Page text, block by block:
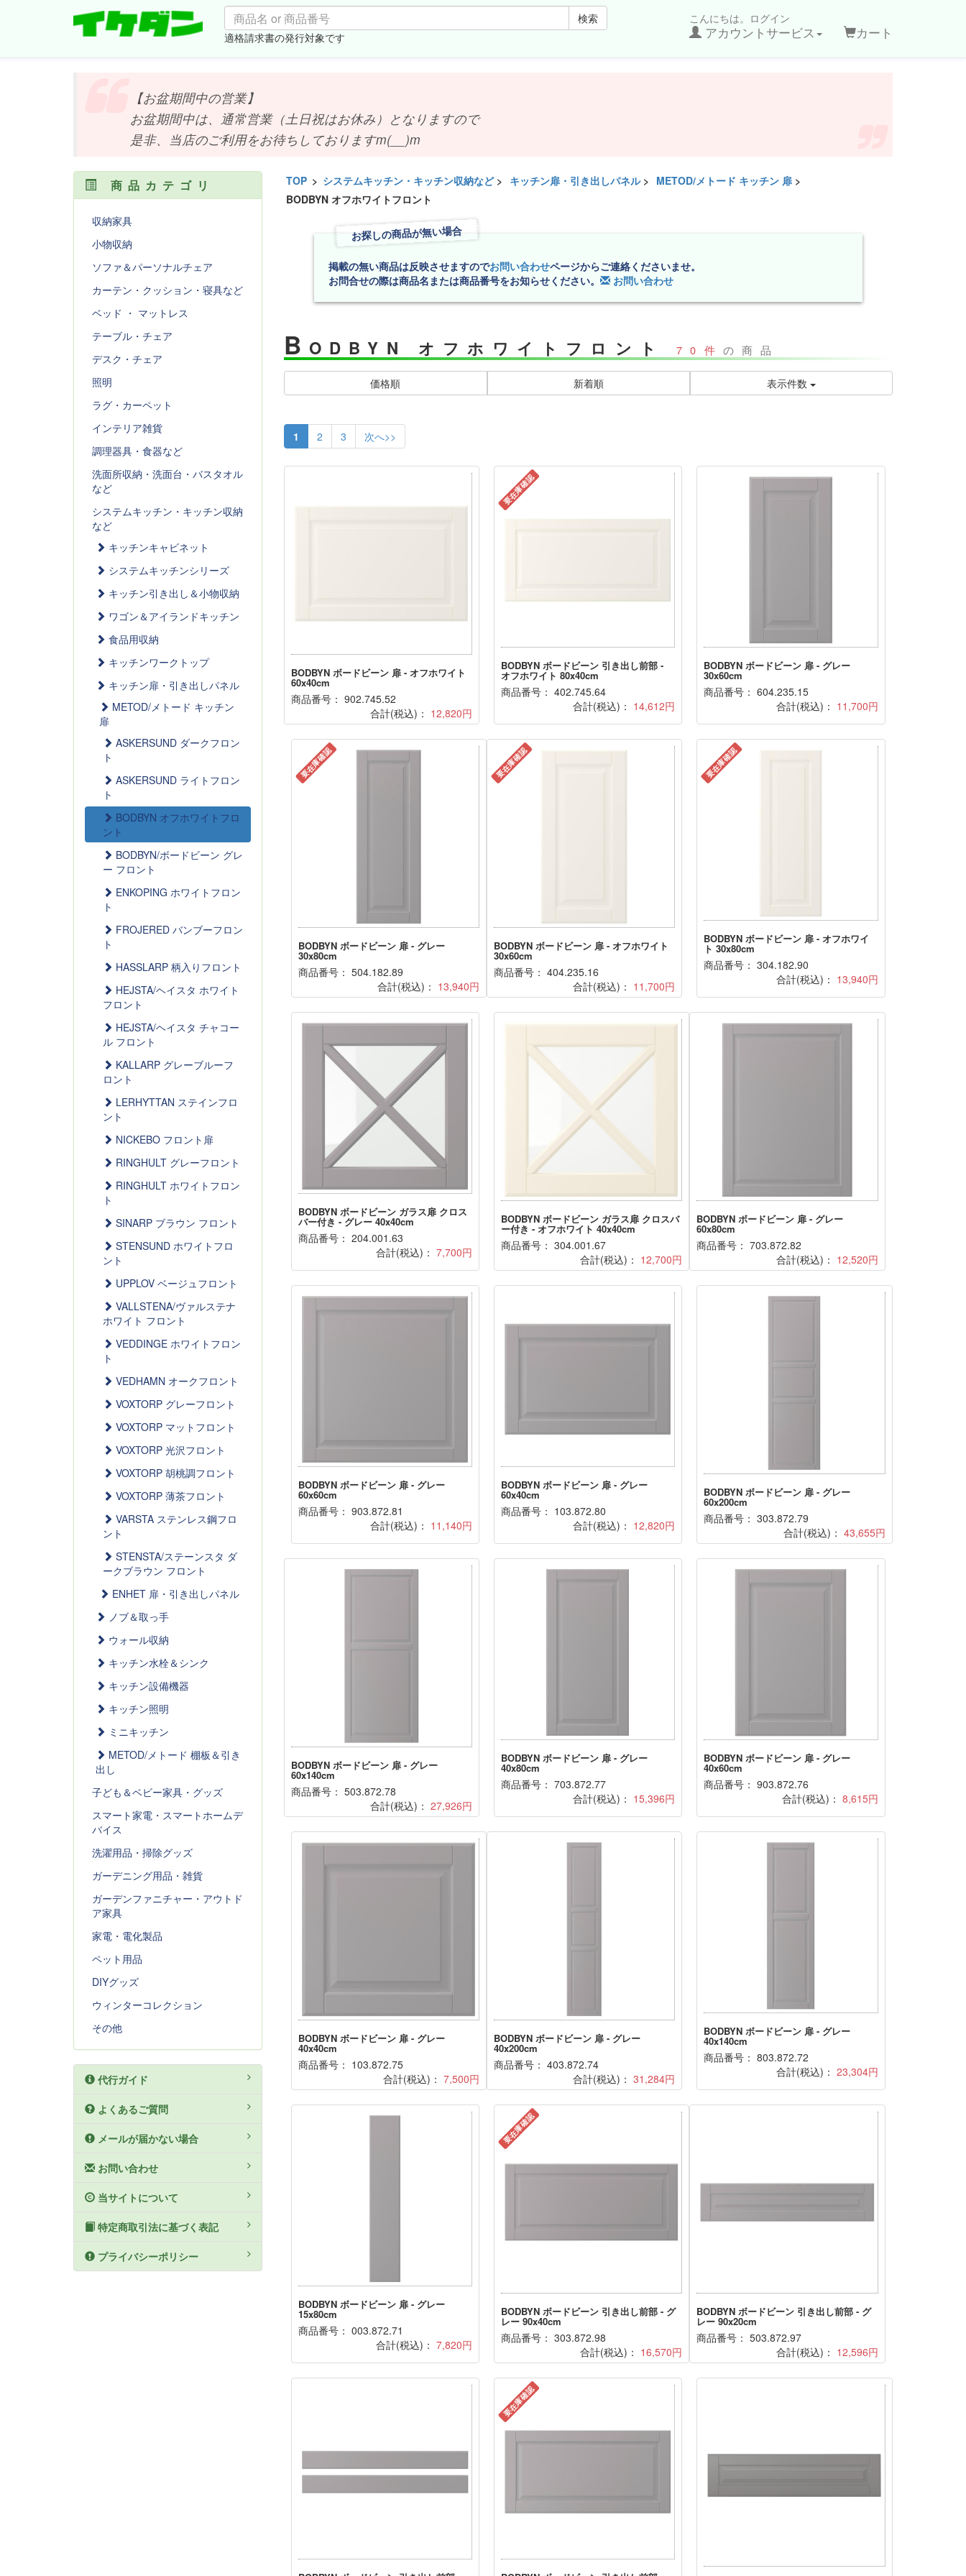
検索
適格請求書の発行対象です
こんにちは。ログイン
アカウントサービス カート
【お盆期間中の営業】
お盆期間中は、通常営業（土日祝はお休み）となりますので
是非、当店のご利用をお待ちしておりますm(__)m
TOP > システムキッチン・キッチン収納など> キッチン扉・引き出しパネル> METOD/メトード キッチン 扉>
BODBYN オフホワイトフロント
お探しの商品が無い場合
掲載の無い商品は反映させますのでお問い合わせページからご連絡くださいませ。
お問合せの際は商品名または商品番号をお知らせください。
お問い合わせ
B ODBYN オフホワイトフロント70件 の商品
価格順 新着順 表示件数
1 2 3 次へ>>
BODBYN ボードビーン 扉 - オフホワイト
60x40cm
商品番号： 902.745.52
合計(税込)： 12,820円
要在庫確認
BODBYN ボードビーン 引き出し前部 -
オフホワイト 80x40cm
商品番号： 402.745.64
合計(税込)： 14,612円
BODBYN ボードビーン 扉 - グレー
30x60cm
商品番号： 604.235.15
合計(税込)： 11,700円
要在庫確認
BODBYN ボードビーン 扉 - グレー
30x80cm
商品番号： 504.182.89
合計(税込)： 13,940円
要在庫確認
BODBYN ボードビーン 扉 - オフホワイト
30x60cm
商品番号： 404.235.16
合計(税込)： 11,700円
要在庫確認
BODBYN ボードビーン 扉 - オフホワイ
ト 30x80cm
商品番号： 304.182.90
合計(税込)： 13,940円
BODBYN ボードビーン ガラス扉 クロス
バー付き - グレー 40x40cm
商品番号： 204.001.63
合計(税込)： 7,700円
BODBYN ボードビーン ガラス扉 クロスバ
ー付き - オフホワイト 40x40cm
商品番号： 304.001.67
合計(税込)： 12,700円
BODBYN ボードビーン 扉 - グレー
60x80cm
商品番号： 703.872.82
合計(税込)： 12,520円
BODBYN ボードビーン 扉 - グレー
60x60cm
商品番号： 903.872.81
合計(税込)： 11,140円
BODBYN ボードビーン 扉 - グレー
60x40cm
商品番号： 103.872.80
合計(税込)： 12,820円
BODBYN ボードビーン 扉 - グレー
60x200cm
商品番号： 303.872.79
合計(税込)： 43,655円
BODBYN ボードビーン 扉 - グレー
60x140cm
商品番号： 503.872.78
合計(税込)： 27,926円
BODBYN ボードビーン 扉 - グレー
40x80cm
商品番号： 703.872.77
合計(税込)： 15,396円
BODBYN ボードビーン 扉 - グレー
40x60cm
商品番号： 903.872.76
合計(税込)： 8,615円
BODBYN ボードビーン 扉 - グレー
40x40cm
商品番号： 103.872.75
合計(税込)： 7,500円
BODBYN ボードビーン 扉 - グレー
40x200cm
商品番号： 403.872.74
合計(税込)：31,284円
BODBYN ボードビーン 扉 - グレー
40x140cm
商品番号： 803.872.72
合計(税込)： 23,304円
BODBYN ボードビーン 扉 - グレー
15x80cm
商品番号： 003.872.71
合計(税込)： 7,820円
要在庫確認
BODBYN ボードビーン 引き出し前部 - グ
レー 90x40cm
商品番号： 303.872.98
合計(税込)： 16,570円
BODBYN ボードビーン 引き出し前部 - グ
レー 90x20cm
商品番号： 503.872.97
合計(税込)： 12,596円
要在庫確認
商品カテゴリ
収納家具
小物収納
ソファ＆パーソナルチェア
カーテン・クッション・寝具など
ベッド ・ マットレス
テーブル・チェア
デスク・チェア
照明
ラグ・カーペット
インテリア雑貨
調理器具・食器など
洗面所収納・洗面台・バスタオル
など
システムキッチン・キッチン収納
など
キッチンキャビネット
システムキッチンシリーズ
キッチン引き出し＆小物収納
ワゴン＆アイランドキッチン
食品用収納
キッチンワークトップ
キッチン扉・引き出しパネル
METOD/メトード キッチン
扉
ASKERSUND ダークフロン
ト
ASKERSUND ライトフロン
ト
BODBYN オフホワイトフロ
ント
BODBYN/ボードビーン グレ
ー フロント
ENKOPING ホワイトフロン
ト
FROJERED バンブーフロン
ト
HASSLARP 柄入りフロント
HEJSTA/ヘイスタ ホワイト
フロント
HEJSTA/ヘイスタ チャコー
ル フロント
KALLARP グレーブルーフ
ロント
LERHYTTAN ステインフロ
ント
NICKEBO フロント扉
RINGHULT グレーフロント
RINGHULT ホワイトフロン
ト
SINARP ブラウン フロント
STENSUND ホワイトフロ
ント
UPPLOV ベージュフロント
VALLSTENA/ヴァルステナ
ホワイト フロント
VEDDINGE ホワイトフロン
ト
VEDHAMN オークフロント
VOXTORP グレーフロント
VOXTORP マットフロント
VOXTORP 光沢フロント
VOXTORP 胡桃調フロント
VOXTORP 薄茶フロント
VARSTA ステンレス鋼フロ
ント
STENSTA/ステーンスタ ダ
ークブラウン フロント
ENHET 扉・引き出しパネル
ノブ＆取っ手
ウォール収納
キッチン水栓＆シンク
キッチン設備機器
キッチン照明
ミニキッチン
METOD/メトード 棚板＆引き
出し
子ども＆ベビー家具・グッズ
スマート家電・スマートホームデ
バイス
洗濯用品・掃除グッズ
ガーデニング用品・雑貨
ガーデンファニチャー・アウトド
ア家具
家電・電化製品
ペット用品
DIYグッズ
ウィンターコレクション
その他
代行ガイド
よくあるご質問
メールが届かない場合
お問い合わせ
当サイトについて
特定商取引法に基づく表記
プライバシーポリシー